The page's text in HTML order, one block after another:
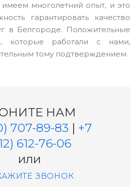
многолетний опыт, и это
гарантировать качество
в Белгороде. Положительные
которые работали с нами,
тому подтверждением.
НАМ
707-89-83 | +7
612-76-06
или
ЗВОНОК